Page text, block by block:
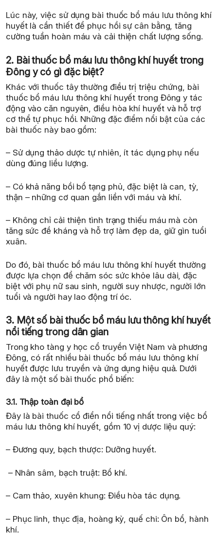
Lúc này, việc sử dụng bài thuốc bổ máu lưu thông khí
huyết là cần thiết để phục hồi sự cân bằng, tăng
cường tuần hoàn máu và cải thiện chất lượng sống.
2. Bài thuốc bổ máu lưu thông khí huyết trong
Đông y có gì đặc biệt?
Khác với thuốc tây thường điều trị triệu chứng, bài
thuốc bổ máu lưu thông khí huyết trong Đông y tác
động vào căn nguyên, điều hòa khí huyết và hỗ trợ
cơ thể tự phục hồi. Những đặc điểm nổi bật của các
bài thuốc này bao gồm:
– Sử dụng thảo dược tự nhiên, ít tác dụng phụ nếu
dùng đúng liều lượng.
– Có khả năng bồi bổ tạng phủ, đặc biệt là can, tỳ,
thận – những cơ quan gắn liền với máu và khí.
– Không chỉ cải thiện tình trạng thiếu máu mà còn
tăng sức đề kháng và hỗ trợ làm đẹp da, giữ gìn tuổi
xuân.
Do đó, bài thuốc bổ máu lưu thông khí huyết thường
được lựa chọn để chăm sóc sức khỏe lâu dài, đặc
biệt với phụ nữ sau sinh, người suy nhược, người lớn
tuổi và người hay lao động trí óc.
3. Một số bài thuốc bổ máu lưu thông khí huyết
nổi tiếng trong dân gian
Trong kho tàng y học cổ truyền Việt Nam và phương
Đông, có rất nhiều bài thuốc bổ máu lưu thông khí
huyết được lưu truyền và ứng dụng hiệu quả. Dưới
đây là một số bài thuốc phổ biến:
3.1. Thập toàn đại bổ
Đây là bài thuốc cổ điển nổi tiếng nhất trong việc bổ
máu lưu thông khí huyết, gồm 10 vị dược liệu quý:
– Đương quy, bạch thược: Dưỡng huyết.
– Nhân sâm, bạch truật: Bổ khí.
– Cam thảo, xuyên khung: Điều hòa tác dụng.
– Phục linh, thục địa, hoàng kỳ, quế chi: Ôn bổ, hành
khí.